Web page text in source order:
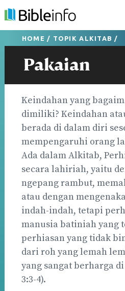
HOME / TOPIK ALKITAB /
Pakaian
Keindahan yang
dimiliki? Keindahan
berada di dalam diri
mempengaruhi orang
Ada dalam Alkitab,
secara lahiriah, yaitu
ngepang rambut,
atau dengan
indah-indah, tetapi
manusia batiniah yang
perhiasan yang tidak
dari roh yang lemah
yang sangat berharga di
3:3-4).